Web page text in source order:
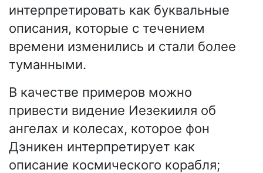
интерпретировать как буквальные
описания, которые с течением
времени изменились и стали более
туманными.
В качестве примеров можно
привести видение Иезекииля об
ангелах и колесах, которое фон
Дэникен интерпретирует как
описание космического корабля;